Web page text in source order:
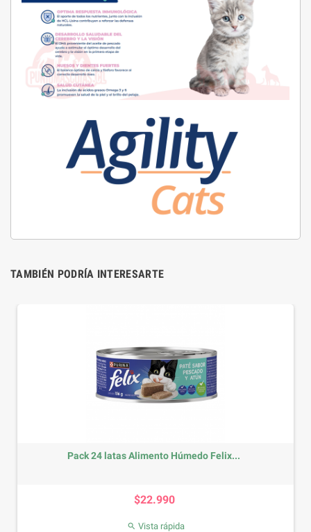
TAMBIÉN PODRÍA INTERESARTE
Pack 24 latas Alimento Húmedo Felix...
$22.990
 Vista rápida